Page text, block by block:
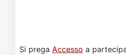
Si prega Accesso a